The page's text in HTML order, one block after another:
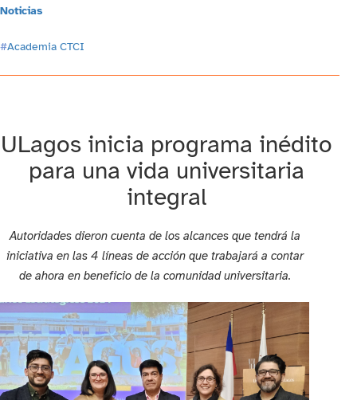
Noticias
#Academia CTCI
ULagos inicia programa inédito
para una vida universitaria
integral
Autoridades dieron cuenta de los alcances que tendrá la
iniciativa en las 4 líneas de acción que trabajará a contar
de ahora en beneficio de la comunidad universitaria.